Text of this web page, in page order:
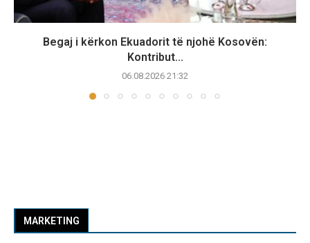
Begaj i kërkon Ekuadorit të njohë Kosovën:
Kontribut...
06.08.2026 21:32
MARKETING